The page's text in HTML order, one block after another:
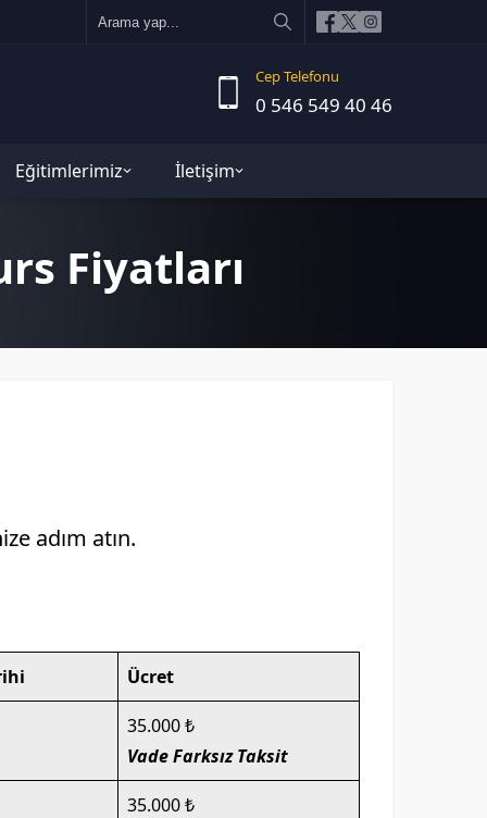
Cep Telefonu
0 546 549 40 46
Eğitimlerimiz İletişim
Fiyatları
adım atın.
Ücret
35.000 ₺
Vade Farksız Taksit
35.000 ₺